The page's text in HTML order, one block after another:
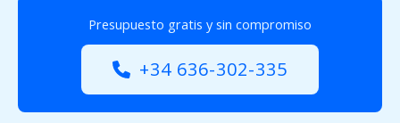
Presupuesto gratis y sin compromiso
+34 636-302-335